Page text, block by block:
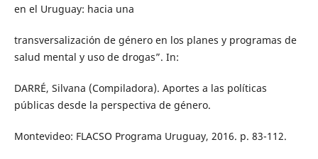
en el Uruguay: hacia una
transversalización de género en los planes y programas de
salud mental y uso de drogas”. In:
DARRÉ, Silvana (Compiladora). Aportes a las políticas
públicas desde la perspectiva de género.
Montevideo: FLACSO Programa Uruguay, 2016. p. 83-112.